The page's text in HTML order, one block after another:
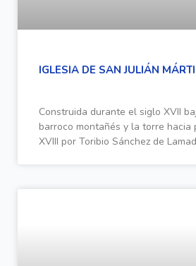
IGLESIA DE SAN JULIÁN
Construida durante el siglo XVII
barroco montañés y la torre hacia
XVIII por Toribio Sánchez de